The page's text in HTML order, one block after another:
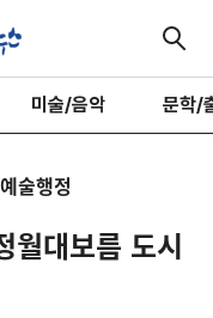
미술/음악 문학/
술행정
대보름 도시